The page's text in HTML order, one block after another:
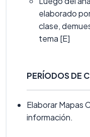
elaborado
clase,
tema [E]
PERÍODOS DE
Elaborar Mapas
información.